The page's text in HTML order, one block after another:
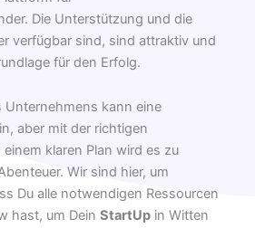
Die Unterstützung und die
verfügbar sind, sind attraktiv und
für den Erfolg.
Unternehmens kann eine
aber mit der richtigen
klaren Plan wird es zu
Wir sind hier, um
Du alle notwendigen Ressourcen
hast, um Dein StartUp in Witten